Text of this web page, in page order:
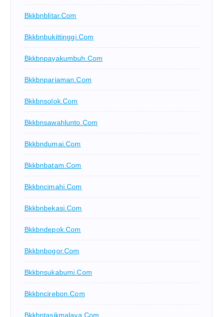
Bkkbnblitar.com
Bkkbnbukittinggi.com
Bkkbnpayakumbuh.com
Bkkbnpariaman.com
Bkkbnsolok.com
Bkkbnsawahlunto.com
Bkkbndumai.com
Bkkbnbatam.com
Bkkbncimahi.com
Bkkbnbekasi.com
Bkkbndepok.com
Bkkbnbogor.com
Bkkbnsukabumi.com
Bkkbncirebon.com
Bkkbntasikmalaya.com